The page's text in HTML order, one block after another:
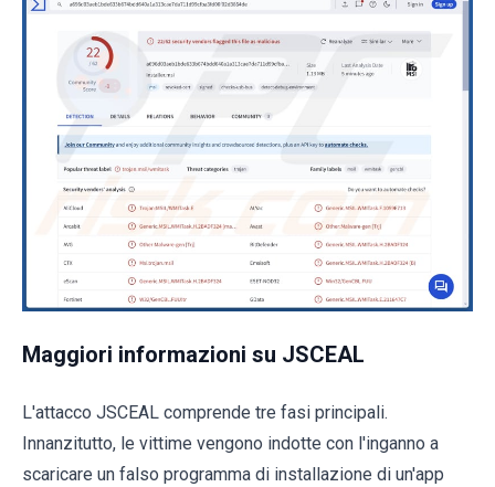
Maggiori informazioni su JSCEAL
L'attacco JSCEAL comprende tre fasi principali.
Innanzitutto, le vittime vengono indotte con l'inganno a
scaricare un falso programma di installazione di un'app